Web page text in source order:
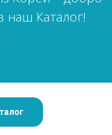
наш Каталог!